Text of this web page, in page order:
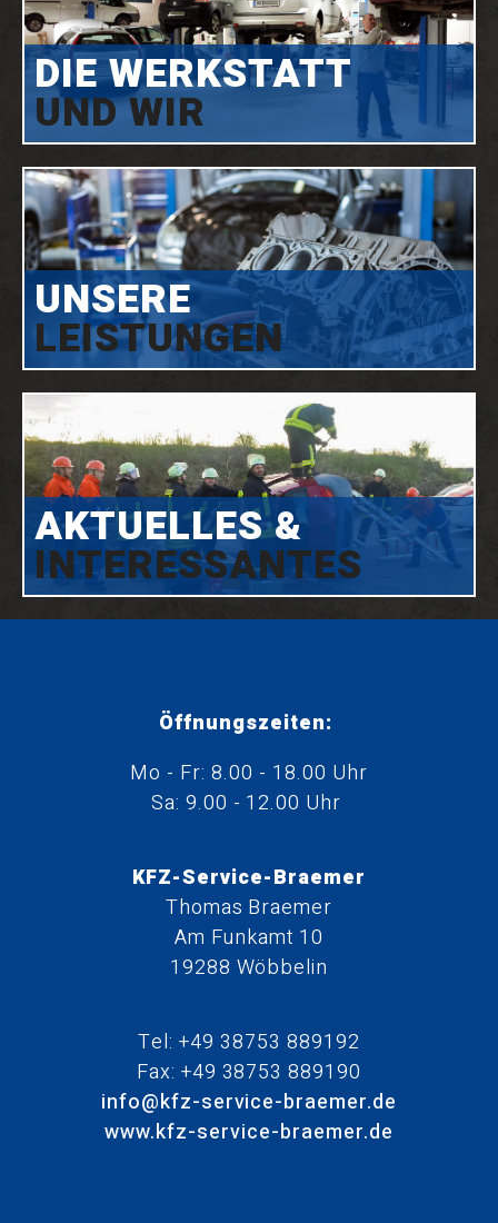
DIE WERKSTATT
UND WIR
UNSERE
LEISTUNGEN
AKTUELLES &
INTERESSANTES
Öffnungszeiten:
Mo - Fr: 8.00 - 18.00 Uhr
Sa: 9.00 - 12.00 Uhr
KFZ-Service-Braemer
Thomas Braemer
Am Funkamt 10
19288 Wöbbelin
Tel: +49 38753 889192
Fax: +49 38753 889190
info@kfz-service-braemer.de
www.kfz-service-braemer.de